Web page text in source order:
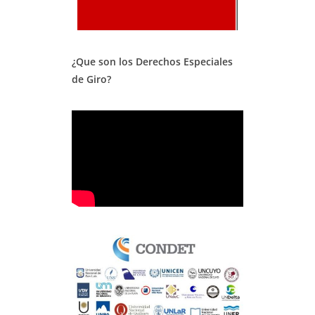
¿Que son los Derechos Especiales
de Giro?